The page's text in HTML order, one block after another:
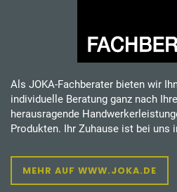
Als JOKA-Fachberater bieten wir
individuelle Beratung ganz nach
herausragende
Produkten. Ihr Zuhause ist bei uns
MEHR AUF WWW.JOKA.DE